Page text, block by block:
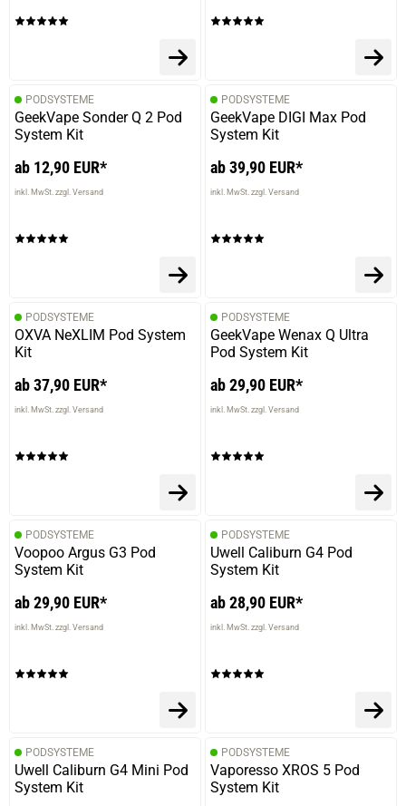
09.04.2020 — via
Trustedshops.de
einem Kunden
alles super\nschnelle lieferung
PODSYSTEME
GeekVape Sonder Q 2 Pod
System Kit
ab 12,90 EUR*
inkl. MwSt. zzgl. Versand
PODSYSTEME
GeekVape DIGI Max Pod
System Kit
ab 39,90 EUR*
inkl. MwSt. zzgl. Versand
PODSYSTEME
OXVA NeXLIM Pod System
Kit
ab 37,90 EUR*
inkl. MwSt. zzgl. Versand
PODSYSTEME
GeekVape Wenax Q Ultra
Pod System Kit
ab 29,90 EUR*
inkl. MwSt. zzgl. Versand
PODSYSTEME
Voopoo Argus G3 Pod
System Kit
ab 29,90 EUR*
inkl. MwSt. zzgl. Versand
PODSYSTEME
Uwell Caliburn G4 Pod
System Kit
ab 28,90 EUR*
inkl. MwSt. zzgl. Versand
PODSYSTEME
Uwell Caliburn G4 Mini Pod
System Kit
PODSYSTEME
Vaporesso XROS 5 Pod
System Kit